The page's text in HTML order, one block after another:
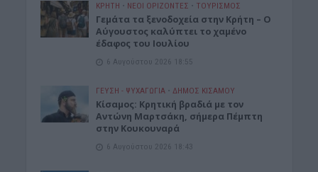
ΚΡΗΤΗ • ΝΕΟΙ ΟΡΙΖΟΝΤΕΣ • ΤΟΥΡΙΣΜΟΣ
Γεμάτα τα ξενοδοχεία στην Κρήτη – Ο
Αύγουστος καλύπτει το χαμένο
έδαφος του Ιουλίου
6 Αυγούστου 2026 18:55
ΓΕΎΣΗ - ΨΥΧΑΓΩΓΊΑ • ΔΉΜΟΣ ΚΙΣΆΜΟΥ
Kίσαμος: Κρητική βραδιά με τον
Αντώνη Μαρτσάκη, σήμερα Πέμπτη
στην Κουκουναρά
6 Αυγούστου 2026 18:43